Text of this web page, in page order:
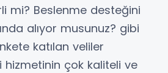
mi? Beslenme desteğini
alıyor musunuz? gibi
katılan veliler
çok kaliteli ve